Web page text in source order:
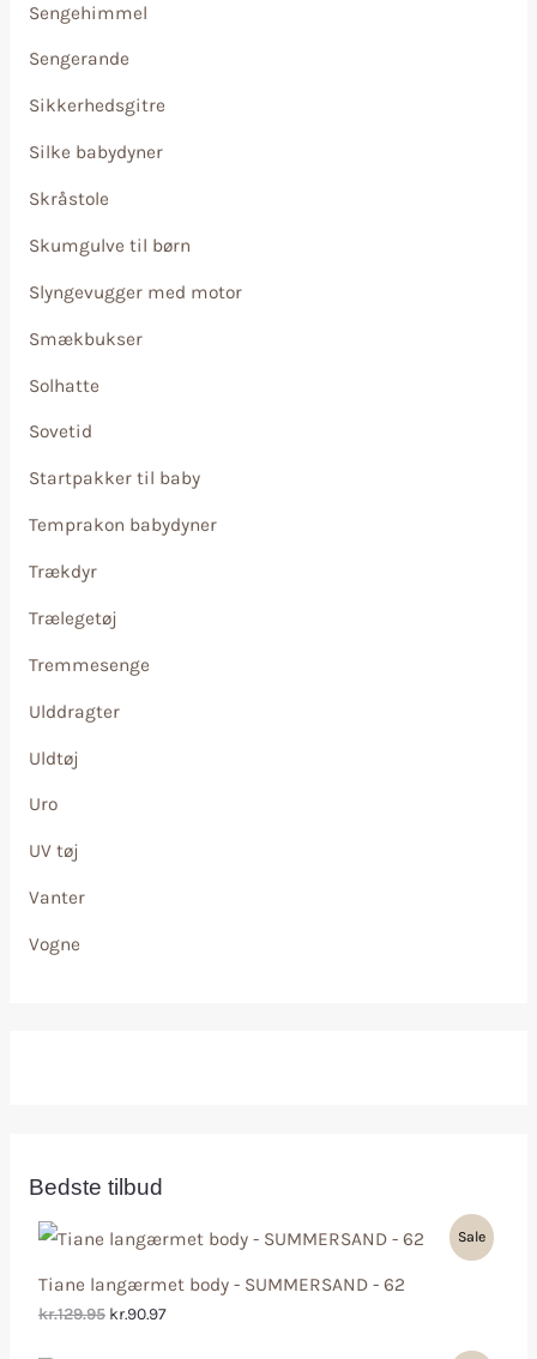
Sengehimmel
Sengerande
Sikkerhedsgitre
Silke babydyner
Skråstole
Skumgulve til børn
Slyngevugger med motor
Smækbukser
Solhatte
Sovetid
Startpakker til baby
Temprakon babydyner
Trækdyr
Trælegetøj
Tremmesenge
Ulddragter
Uldtøj
Uro
UV tøj
Vanter
Vogne
Bedste tilbud
Tiane langærmet body - SUMMERSAND - 62
Sale
kr.129.95 kr.90.97